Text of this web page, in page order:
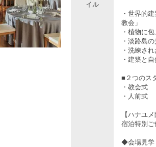
イル
・世界的
教会」
・植物に
・淡路島
・洗練さ
・建築と
■２つのス
・教会式
・人前式
【ハナユ
宿泊特別ご
◆会場見学